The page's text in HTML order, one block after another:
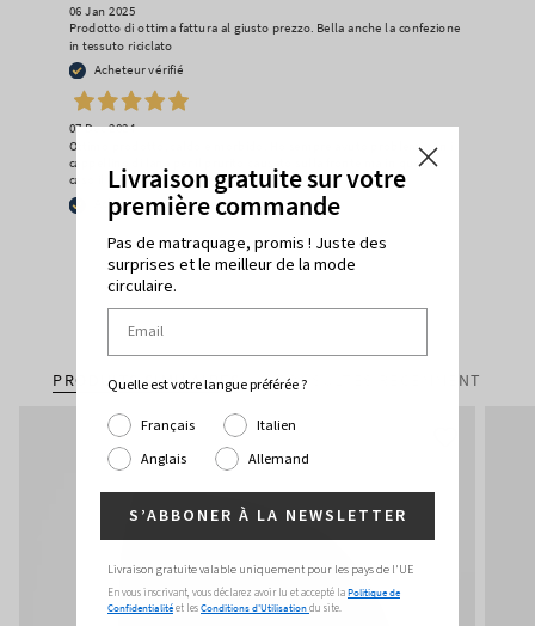
06 Jan 2025
Prodotto di ottima fattura al giusto prezzo. Bella anche la confezione
in tessuto riciclato
Acheteur vérifié
07 Dec 2024
Ottimo prodotto, caldo e morbido. Ho sempre avuto problemi con i
cappellino di lana per il prurito causato sulla fronte ma in questo
caso il basco non crea alcun fastidio sulla pelle
Acheteur vérifié
PRODUITS SIMILAIRES CONSULTÉS RÉCEMMENT
Livraison gratuite sur votre
première commande
Pas de matraquage, promis ! Juste des
surprises et le meilleur de la mode
circulaire.
Quelle est votre langue préférée ?
Français
Italien
Anglais
Allemand
S’ABBONER À LA NEWSLETTER
Livraison gratuite valable uniquement pour les pays de l'UE
En vous inscrivant, vous déclarez avoir lu et accepté laPolitique de
Confidentialitéet lesConditions d'Utilisationdu site.